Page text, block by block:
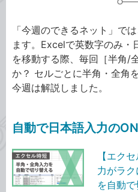
「今週のできるネット」で
ます。Excelで英数字のみ・
を移動する際、毎回［半角/
か？ セルごとに半角・全角
今週は解説しました。
自動で日本語入力の
【エク
力がラ
を自動